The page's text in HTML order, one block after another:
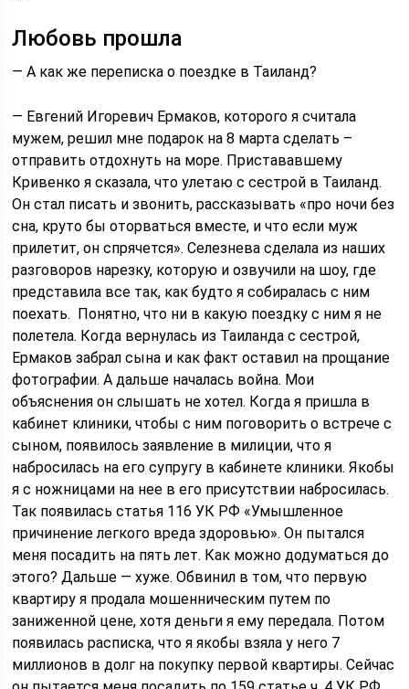
Любовь прошла
— А как же переписка о поездке в Таиланд?
— Евгений Игоревич Ермаков, которого я считала
мужем, решил мне подарок на 8 марта сделать –
отправить отдохнуть на море. Пристававшему
Кривенко я сказала, что улетаю с сестрой в Таиланд.
Он стал писать и звонить, рассказывать «про ночи без
сна, круто бы оторваться вместе, и что если муж
прилетит, он спрячется». Селезнева сделала из наших
разговоров нарезку, которую и озвучили на шоу, где
представила все так, как будто я собиралась с ним
поехать. Понятно, что ни в какую поездку с ним я не
полетела. Когда вернулась из Таиланда с сестрой,
Ермаков забрал сына и как факт оставил на прощание
фотографии. А дальше началась война. Мои
объяснения он слышать не хотел. Когда я пришла в
кабинет клиники, чтобы с ним поговорить о встрече с
сыном, появилось заявление в милиции, что я
набросилась на его супругу в кабинете клиники. Якобы
я с ножницами на нее в его присутствии набросилась.
Так появилась статья 116 УК РФ «Умышленное
причинение легкого вреда здоровью». Он пытался
меня посадить на пять лет. Как можно додуматься до
этого? Дальше — хуже. Обвинил в том, что первую
квартиру я продала мошенническим путем по
заниженной цене, хотя деньги я ему передала. Потом
появилась расписка, что я якобы взяла у него 7
миллионов в долг на покупку первой квартиры. Сейчас